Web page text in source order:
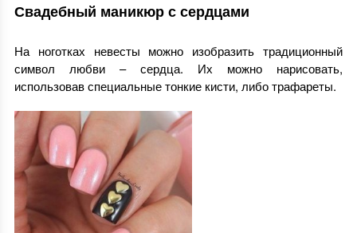
Свадебный маникюр с сердцами
На ноготках невесты можно изобразить традиционный
символ любви – сердца. Их можно нарисовать,
использовав специальные тонкие кисти, либо трафареты.